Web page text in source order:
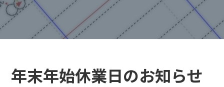
年末年始休業日のお知らせ